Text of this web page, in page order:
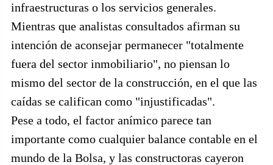
infraestructuras o los servicios generales.
Mientras que analistas consultados afirman su
intención de aconsejar permanecer "totalmente
fuera del sector inmobiliario", no piensan lo
mismo del sector de la construcción, en el que las
caídas se califican como "injustificadas".
Pese a todo, el factor anímico parece tan
importante como cualquier balance contable en el
mundo de la Bolsa, y las constructoras cayeron